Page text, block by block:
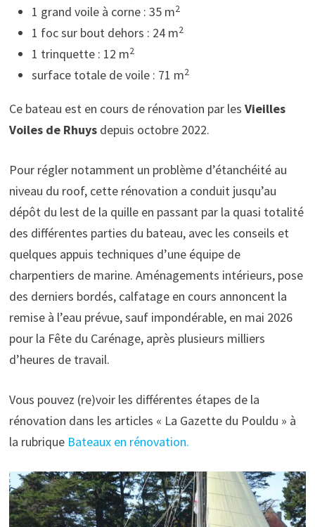
1 grand voile à corne : 35 m2
1 foc sur bout dehors : 24 m2
1 trinquette : 12 m2
surface totale de voile : 71 m2
Ce bateau est en cours de rénovation par les Vieilles
Voiles de Rhuysdepuis octobre 2022.
Pour régler notamment un problème d’étanchéité au
niveau du roof, cette rénovation a conduit jusqu’au
dépôt du lest de la quille en passant par la quasi totalité
des différentes parties du bateau, avec les conseils et
quelques appuis techniques d’une équipe de
charpentiers de marine. Aménagements intérieurs, pose
des derniers bordés, calfatage en cours annoncent la
remise à l’eau prévue, sauf impondérable, en mai 2026
pour la Fête du Carénage, après plusieurs milliers
d’heures de travail.
Vous pouvez (re)voir les différentes étapes de la
rénovation dans les articles « La Gazette du Pouldu » à
la rubrique Bateaux en rénovation.